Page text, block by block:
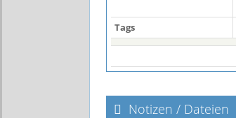
Tags
Notizen / Dateien